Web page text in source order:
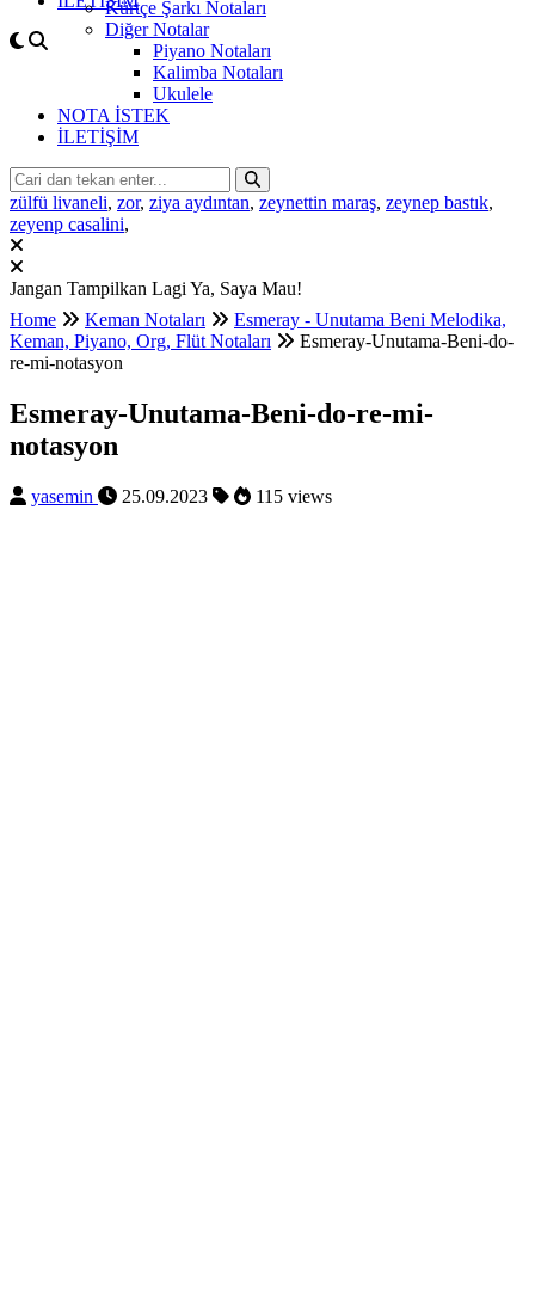
Kürtçe Şarkı Notaları
Diğer Notalar
Piyano Notaları
Kalimba Notaları
Ukulele
NOTA İSTEK
İLETİŞİM
zülfü livaneli, zor, ziya aydıntan, zeynettin maraş, zeynep bastık,
zeyenp casalini,
Jangan Tampilkan Lagi Ya, Saya Mau!
Home
Keman Notaları
Esmeray - Unutama Beni Melodika,
Keman, Piyano, Org, Flüt Notaları
Esmeray-Unutama-Beni-do-
re-mi-notasyon
Esmeray-Unutama-Beni-do-re-mi-
notasyon
yasemin 25.09.2023 115 views